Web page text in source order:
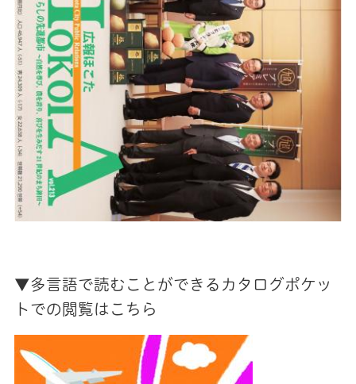
▼多言語で読むことができるカタログポケッ
トでの閲覧はこちら